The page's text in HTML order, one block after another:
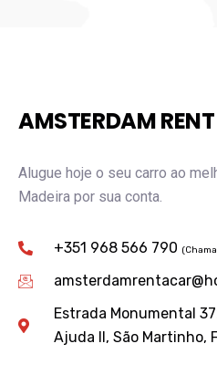
AMSTERDAM
Alugue hoje o seu carro ao
Madeira por sua conta.
+351 968 566 790
Estrada Monumental
Ajuda II, São Martinho,